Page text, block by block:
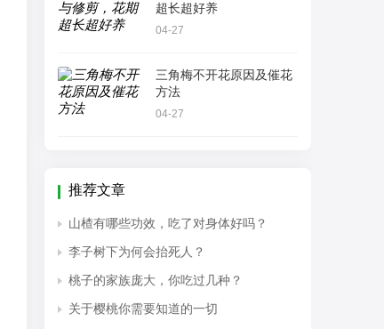
超长超好养
04-27
三角梅不开花原因及催花
方法
04-27
推荐文章
山楂有哪些功效，吃了对身体好吗？
李子树下为何会抬死人？
桃子的家族庞大，你吃过几种？
关于樱桃你需要知道的一切